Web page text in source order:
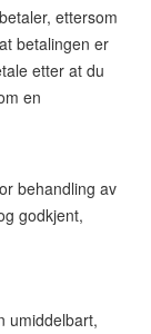
ettersom
betalingen er
etter at du
en
behandling av
godkjent,
umiddelbart,